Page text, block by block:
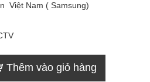
Việt Nam ( Samsung)
Thêm vào giỏ hàng